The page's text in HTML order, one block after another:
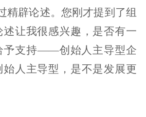
精辟论述。您刚才提到了组
述让我很感兴趣，是否有一
予支持——创始人主导型企
始人主导型，是不是发展更